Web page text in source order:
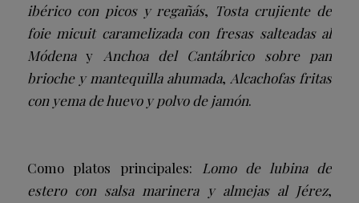
ibérico con picos y regañás, Tosta crujiente de
foie micuit caramelizada con fresas salteadas al
Módenay Anchoa del Cantábrico sobre pan
brioche y mantequilla ahumada, Alcachofas fritas
con yema de huevo y polvo de jamón.
Como platos principales: Lomo de lubina de
estero con salsa marinera y almejas al Jérez,